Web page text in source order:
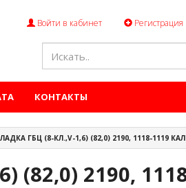
Войти в кабинет Регистрация
КОНТАКТЫ
ГБЦ (8-КЛ.,V-1,6) (82,0) 2190, 1118-1119
(82,0) 2190,